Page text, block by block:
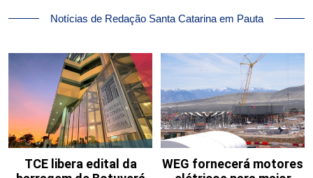
Notícias de Redação Santa Catarina em Pauta
TCE libera edital da
WEG fornecerá motores